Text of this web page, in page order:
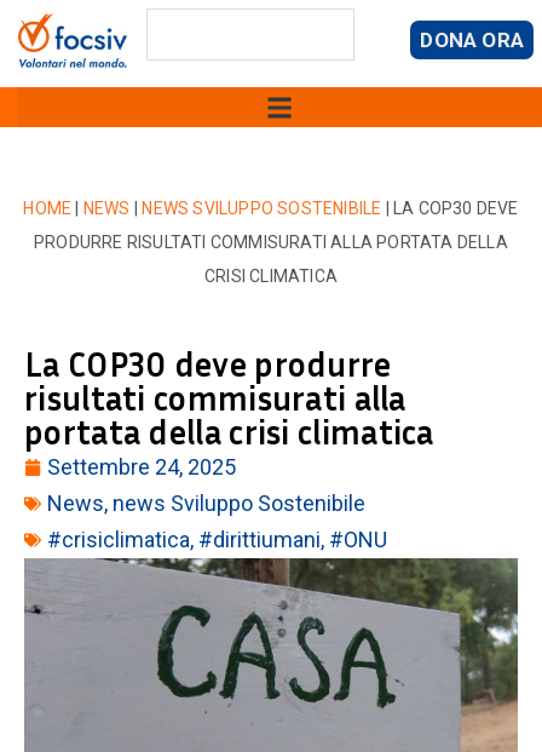
DONA ORA
HOME NEWS NEWS SVILUPPO SOSTENIBILE
LA COP30 DEVE
PRODURRE RISULTATI COMMISURATI ALLA PORTATA DELLA
CRISI CLIMATICA
La COP30 deve produrre
risultati commisurati alla
portata della crisi climatica
Settembre 24, 2025
News, news Sviluppo Sostenibile
#crisiclimatica, #dirittiumani, #ONU